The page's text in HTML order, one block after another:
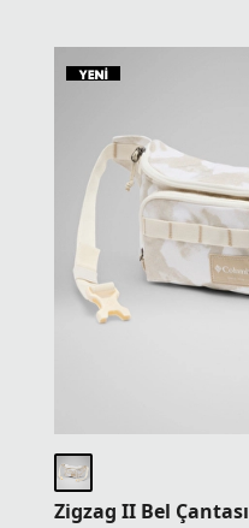
Zigzag II Bel Çantası